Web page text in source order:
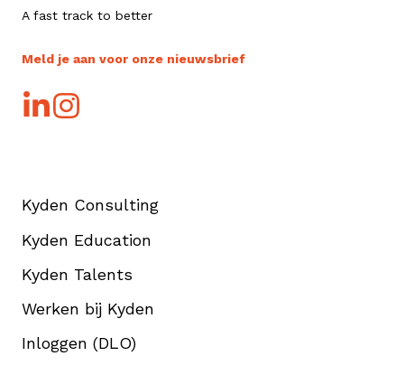
A fast track to better
Meld je aan voor onze nieuwsbrief
Kyden Consulting
Kyden Education
Kyden Talents
Werken bij Kyden
Inloggen (DLO)